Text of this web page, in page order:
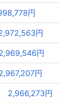
円
円
円
円
円